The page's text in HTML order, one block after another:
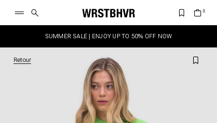
SUMMER SALE | ENJOY UP TO 50% OFF NOW
Retour